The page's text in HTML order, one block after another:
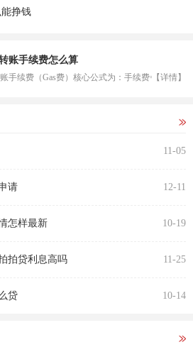
挣钱
账手续费怎么算
手续费（Gas费）核心公式为：手续费=Gas用...
【详情】
11-05
请 12-11
怎样最新 10-19
拍贷利息高吗 11-25
贷 10-14